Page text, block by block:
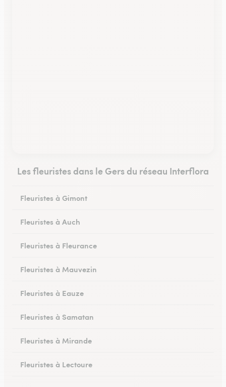
Les fleuristes dans le Gers du réseau Interflora
Fleuristes à Gimont
Fleuristes à Auch
Fleuristes à Fleurance
Fleuristes à Mauvezin
Fleuristes à Eauze
Fleuristes à Samatan
Fleuristes à Mirande
Fleuristes à Lectoure